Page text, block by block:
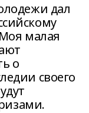
дал
малая
о
своего